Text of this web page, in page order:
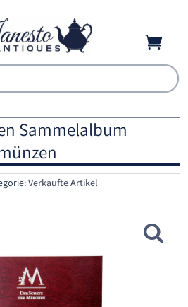

Sammelalbum
Verkaufte Artikel